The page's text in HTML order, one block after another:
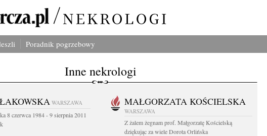
Poradnik pogrzebowy
Inne nekrologi
WARSZAWA
8 czerwca 1984 - 9 sierpnia 2011
MAŁGORZATA KOŚCIELSKA
WARSZAWA
Z żalem żegnam prof. Małgorzatę Kościelską
dziękując za wiele Dorota Orlińska